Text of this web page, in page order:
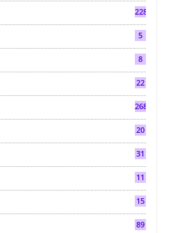
2286
5
8
22
268
20
31
11
15
89